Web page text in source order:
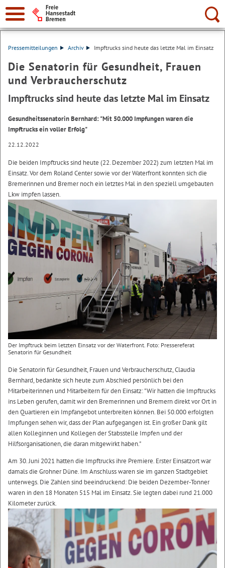
Suche:
Pressemitteilungen Archiv Impftrucks sind heute das letzte Mal im Einsatz
Die Senatorin für Gesundheit, Frauen
und Verbraucherschutz
Impftrucks sind heute das letzte Mal im Einsatz
Gesundheitssenatorin Bernhard: "Mit 50.000 Impfungen waren die
Impftrucks ein voller Erfolg"
22.12.2022
Die beiden Impftrucks sind heute (22. Dezember 2022) zum letzten Mal im
Einsatz. Vor dem Roland Center sowie vor der Waterfront konnten sich die
Bremerinnen und Bremer noch ein letztes Mal in den speziell umgebauten
Lkw impfen lassen.
Der Impftruck beim letzten Einsatz vor der Waterfront. Foto: Pressereferat
Senatorin für Gesundheit
Die Senatorin für Gesundheit, Frauen und Verbraucherschutz, Claudia
Bernhard, bedankte sich heute zum Abschied persönlich bei den
Mitarbeiterinnen und Mitarbeitern für den Einsatz: "Wir hatten die Impftrucks
ins Leben gerufen, damit wir den Bremerinnen und Bremern direkt vor Ort in
den Quartieren ein Impfangebot unterbreiten können. Bei 50.000 erfolgten
Impfungen sehen wir, dass der Plan aufgegangen ist. Ein großer Dank gilt
allen Kolleginnen und Kollegen der Stabsstelle Impfen und der
Hilfsorganisationen, die daran mitgewirkt haben."
Am 30. Juni 2021 hatten die Impftrucks ihre Premiere. Erster Einsatzort war
damals die Grohner Düne. Im Anschluss waren sie im ganzen Stadtgebiet
unterwegs. Die Zahlen sind beeindruckend: Die beiden Dezember-Tonner
waren in den 18 Monaten 515 Mal im Einsatz. Sie legten dabei rund 21.000
Kilometer zurück.